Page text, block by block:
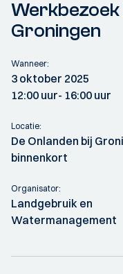
Werkbezoek
Groningen
Wanneer:
3 oktober 2025
12:00 uur- 16:00 uur
Locatie:
De Onlanden bij
binnenkort
Organisator:
Landgebruik en
Watermanagement